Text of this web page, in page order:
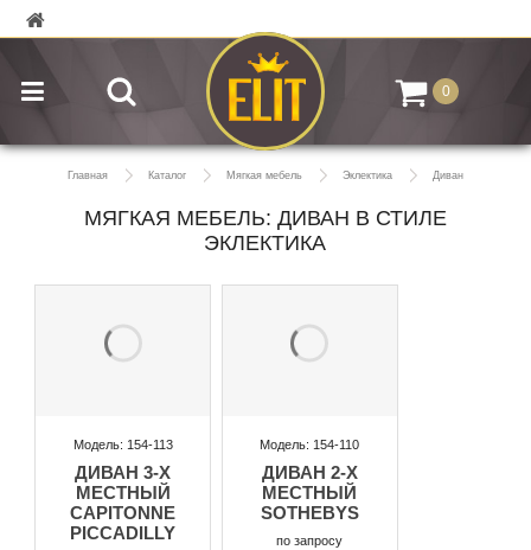
0
Главная Каталог Мягкая мебель Эклектика Диван
МЯГКАЯ МЕБЕЛЬ: ДИВАН В СТИЛЕ
ЭКЛЕКТИКА
Модель: 154-113
ДИВАН 3-Х
МЕСТНЫЙ
CAPITONNE
PICCADILLY
Модель: 154-110
ДИВАН 2-Х
МЕСТНЫЙ
SOTHEBYS
по запросу